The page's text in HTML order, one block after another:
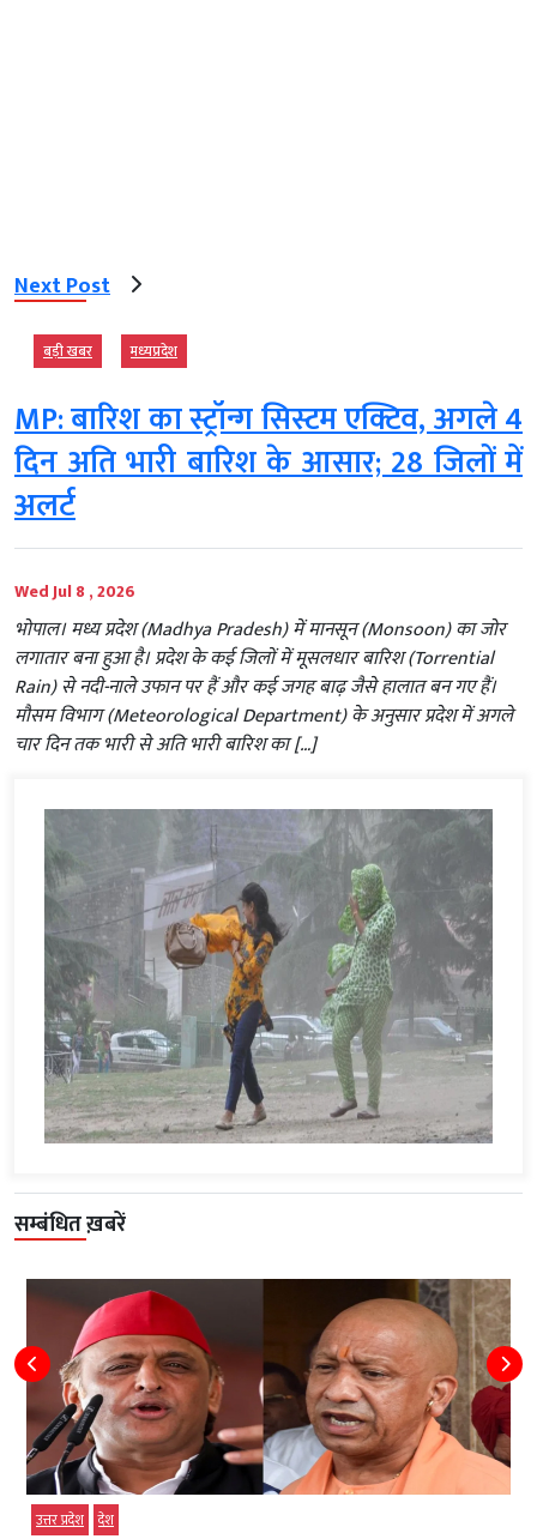
Next Post
बड़ी खबर मध्‍यप्रदेश
MP: बारिश का स्ट्रॉन्ग सिस्टम एक्टिव, अगले 4
दिन अति भारी बारिश के आसार; 28 जिलों में
अलर्ट
Wed Jul 8 , 2026
भोपाल। मध्य प्रदेश (Madhya Pradesh) में मानसून (Monsoon) का जोर
लगातार बना हुआ है। प्रदेश के कई जिलों में मूसलधार बारिश (Torrential
Rain) से नदी-नाले उफान पर हैं और कई जगह बाढ़ जैसे हालात बन गए हैं।
मौसम विभाग (Meteorological Department) के अनुसार प्रदेश में अगले
चार दिन तक भारी से अति भारी बारिश का […]
सम्बंधित ख़बरें
उत्तर प्रदेश देश